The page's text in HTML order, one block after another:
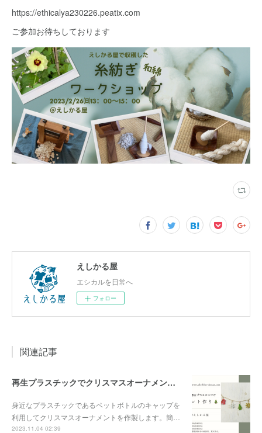
https://ethicalya230226.peatix.com
ご参加お待ちしております
えしかる屋
エシカルを日常へ
フォロー
関連記事
再生プラスチックでクリスマスオーナメント作り
身近なプラスチックであるペットボトルのキャップを
利用してクリスマスオーナメントを作製します。簡…
2023.11.04 02:39